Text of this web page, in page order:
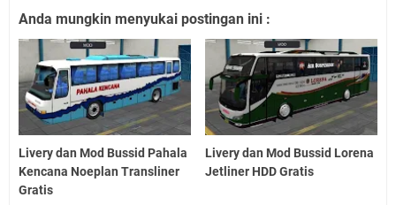
Anda mungkin menyukai postingan ini :
Livery dan Mod Bussid Pahala
Kencana Noeplan Transliner
Gratis
Livery dan Mod Bussid Lorena
Jetliner HDD Gratis